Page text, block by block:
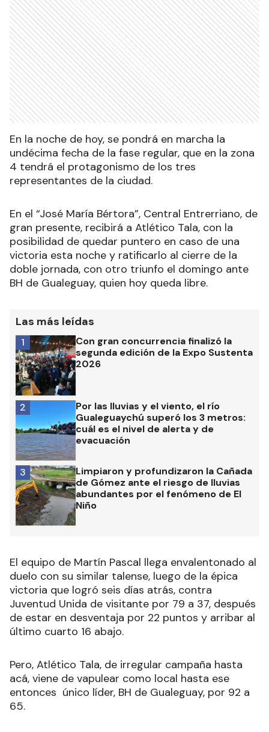
En la noche de hoy, se pondrá en marcha la
undécima fecha de la fase regular, que en la zona
4 tendrá el protagonismo de los tres
representantes de la ciudad.
En el “José María Bértora”, Central Entrerriano, de
gran presente, recibirá a Atlético Tala, con la
posibilidad de quedar puntero en caso de una
victoria esta noche y ratificarlo al cierre de la
doble jornada, con otro triunfo el domingo ante
BH de Gualeguay, quien hoy queda libre.
Las más leídas
Con gran concurrencia finalizó la
segunda edición de la Expo Sustenta
2026
1
Por las lluvias y el viento, el río
Gualeguaychú superó los 3 metros:
cuál es el nivel de alerta y de
evacuación
2
Limpiaron y profundizaron la Cañada
de Gómez ante el riesgo de lluvias
abundantes por el fenómeno de El
Niño
3
El equipo de Martín Pascal llega envalentonado al
duelo con su similar talense, luego de la épica
victoria que logró seis días atrás, contra
Juventud Unida de visitante por 79 a 37, después
de estar en desventaja por 22 puntos y arribar al
último cuarto 16 abajo.
Pero, Atlético Tala, de irregular campaña hasta
acá, viene de vapulear como local hasta ese
entonces único líder, BH de Gualeguay, por 92 a
65.